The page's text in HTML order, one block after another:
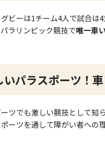
ビーは1チーム4人で試合は
ラリンピック競技で唯一車
いパラスポーツ！
ツでも激しい競技として知
ーツを通して障がい者への